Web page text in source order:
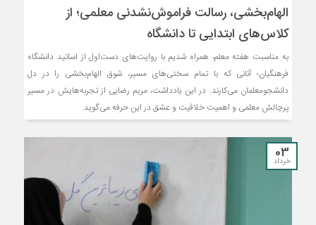
الهام‌بخشی، رسالت فراموش‌نشدنی معلمی؛ از
کلاس‌های ابتدایی تا دانشگاه
به مناسبت هفته معلم، همراه شدیم با روایت‌های دست‌اول از اساتید دانشگاه
فرهنگیان؛ آنانی که با تمام سختی‌های مسیر، شوق الهام‌بخشی را در دل
دانشجومعلمان می‌کارند. در این یادداشت، مریم رضایی از تجربه‌هایش در مسیر
پرچالش معلمی و اهمیت خلاقیت و عشق در این حرفه می‌گوید.
03
خرداد